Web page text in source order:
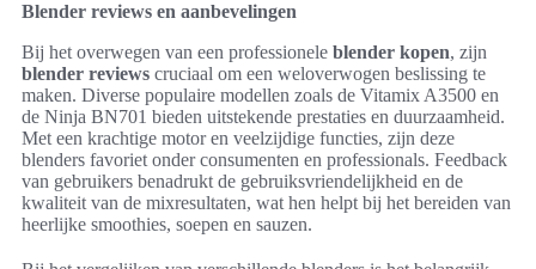
Blender reviews en aanbevelingen
Bij het overwegen van een professionele blender kopen, zijn
blender reviews cruciaal om een weloverwogen beslissing te
maken. Diverse populaire modellen zoals de Vitamix A3500 en
de Ninja BN701 bieden uitstekende prestaties en duurzaamheid.
Met een krachtige motor en veelzijdige functies, zijn deze
blenders favoriet onder consumenten en professionals. Feedback
van gebruikers benadrukt de gebruiksvriendelijkheid en de
kwaliteit van de mixresultaten, wat hen helpt bij het bereiden van
heerlijke smoothies, soepen en sauzen.